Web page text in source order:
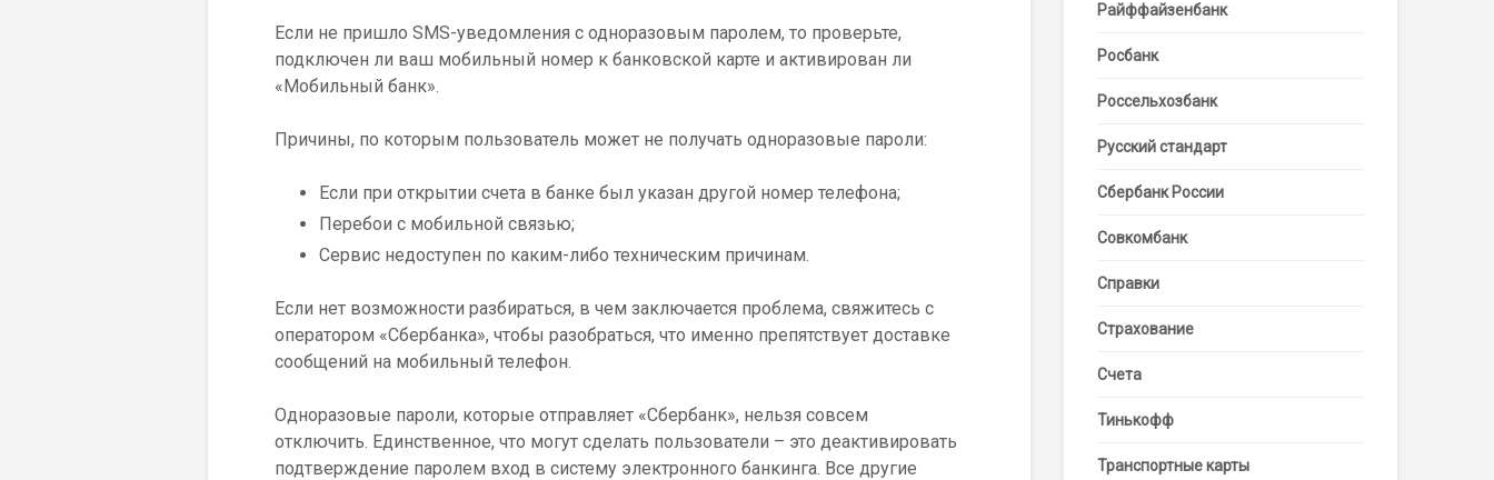
Если не пришло SMS-уведомления с одноразовым паролем, то проверьте,
подключен ли ваш мобильный номер к банковской карте и активирован ли
«Мобильный банк».
Причины, по которым пользователь может не получать одноразовые пароли:
Если при открытии счета в банке был указан другой номер телефона;
Перебои с мобильной связью;
Сервис недоступен по каким-либо техническим причинам.
Если нет возможности разбираться, в чем заключается проблема, свяжитесь с
оператором «Сбербанка», чтобы разобраться, что именно препятствует доставке
сообщений на мобильный телефон.
Одноразовые пароли, которые отправляет «Сбербанк», нельзя совсем
отключить. Единственное, что могут сделать пользователи – это деактивировать
подтверждение паролем вход в систему электронного банкинга. Все другие
Райффайзенбанк
Росбанк
Россельхозбанк
Русский стандарт
Сбербанк России
Совкомбанк
Справки
Страхование
Счета
Тинькофф
Транспортные карты